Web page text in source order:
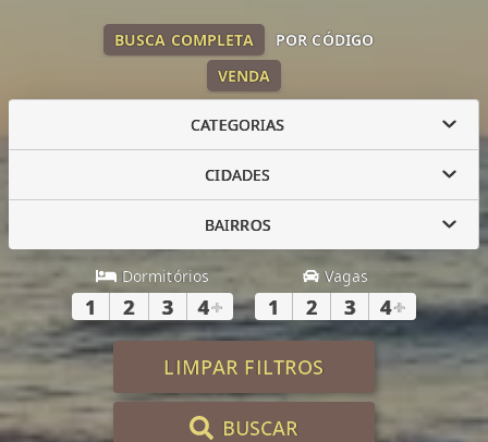
VENDA
BUSCA COMPLETA POR CÓDIGO
CATEGORIAS
CIDADES
BAIRROS
Dormitórios
1 2 3 4+
Vagas
1 2 3 4+
LIMPAR FILTROS
BUSCAR